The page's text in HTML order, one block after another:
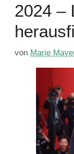
2024 –
von Marie